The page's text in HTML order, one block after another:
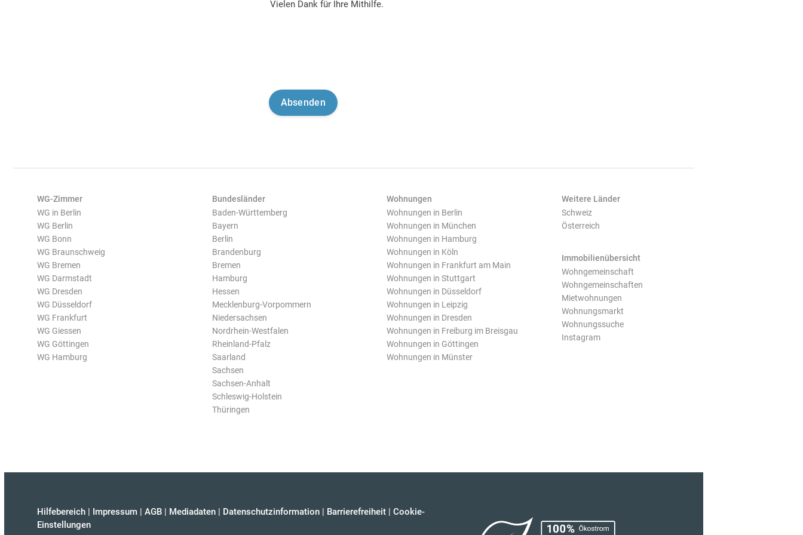
Vielen Dank für Ihre Mithilfe.
WG-Zimmer
WG in Berlin
WG Berlin
WG Bonn
WG Braunschweig
WG Bremen
WG Darmstadt
WG Dresden
WG Düsseldorf
WG Frankfurt
WG Giessen
WG Göttingen
WG Hamburg
Bundesländer
Baden-Württemberg
Bayern
Berlin
Brandenburg
Bremen
Hamburg
Hessen
Mecklenburg-Vorpommern
Niedersachsen
Nordrhein-Westfalen
Rheinland-Pfalz
Saarland
Sachsen
Sachsen-Anhalt
Schleswig-Holstein
Thüringen
Wohnungen
Wohnungen in Berlin
Wohnungen in München
Wohnungen in Hamburg
Wohnungen in Köln
Wohnungen in Frankfurt am Main
Wohnungen in Stuttgart
Wohnungen in Düsseldorf
Wohnungen in Leipzig
Wohnungen in Dresden
Wohnungen in Freiburg im Breisgau
Wohnungen in Göttingen
Wohnungen in Münster
Weitere Länder
Schweiz
Österreich
Immobilienübersicht
Wohngemeinschaft
Wohngemeinschaften
Mietwohnungen
Wohnungsmarkt
Wohnungssuche
Instagram
Hilfebereich | Impressum | AGB | Mediadaten | Datenschutzinformation | Barrierefreiheit | Cookie-
Einstellungen